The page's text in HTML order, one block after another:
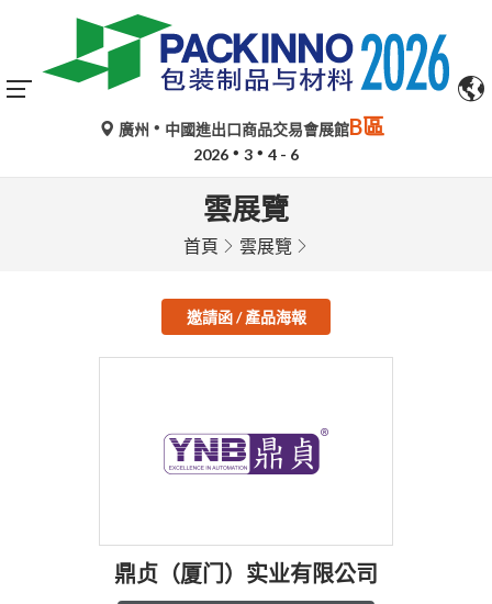
廣州 中國進出口商品交易會展館B區
2026 3 4 - 6
雲展覽
首頁 雲展覽
邀請函 / 產品海報
鼎贞（厦门）实业有限公司